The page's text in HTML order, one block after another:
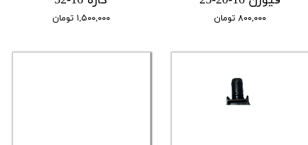
۸۰۰,۰۰۰ تومان ۱,۵۰۰,۰۰۰ تومان